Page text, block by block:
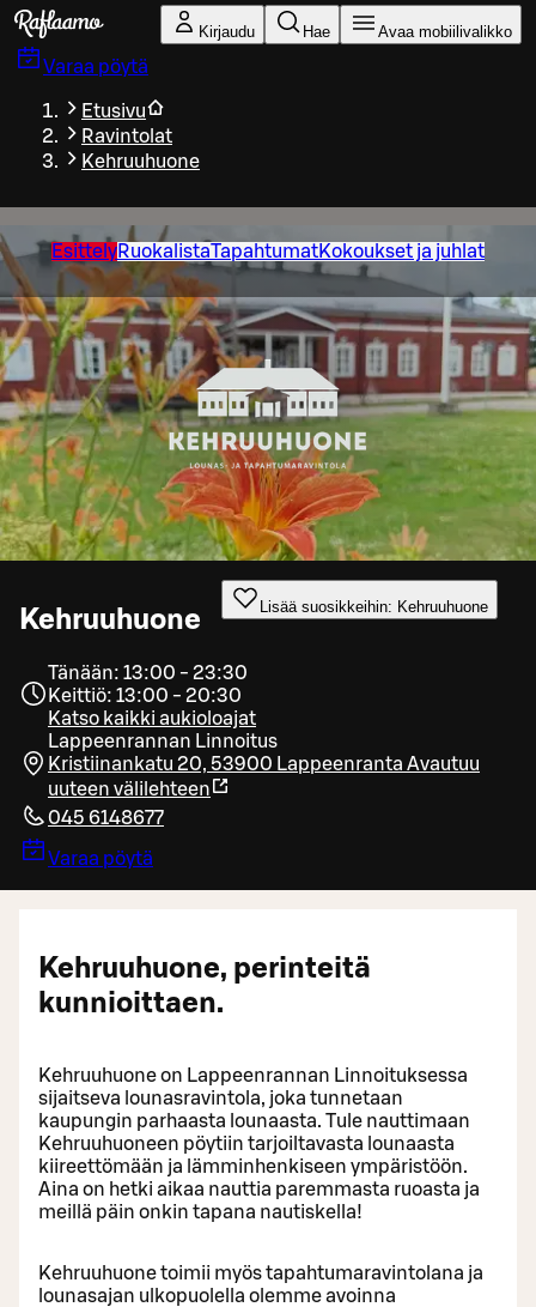
Siirry pääsisältöön
Kirjaudu Hae Avaa mobiilivalikko
Varaa pöytä
Etusivu
Ravintolat
Kehruuhuone
EsittelyRuokalistaTapahtumatKokoukset ja juhlat
Kehruuhuone Lisää suosikkeihin: Kehruuhuone
Tänään: 13:00 - 23:30
Keittiö: 13:00 - 20:30
Katso kaikki aukioloajat
Lappeenrannan Linnoitus
Kristiinankatu 20, 53900 Lappeenranta Avautuu
uuteen välilehteen
045 6148677
Varaa pöytä
Kehruuhuone, perinteitä
kunnioittaen.
Kehruuhuone on Lappeenrannan Linnoituksessa
sijaitseva lounasravintola, joka tunnetaan
kaupungin parhaasta lounaasta. Tule nauttimaan
Kehruuhuoneen pöytiin tarjoiltavasta lounaasta
kiireettömään ja lämminhenkiseen ympäristöön.
Aina on hetki aikaa nauttia paremmasta ruoasta ja
meillä päin onkin tapana nautiskella!
Kehruuhuone toimii myös tapahtumaravintolana ja
lounasajan ulkopuolella olemme avoinna